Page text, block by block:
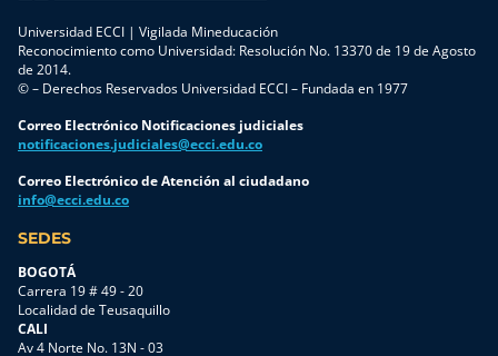
Universidad ECCI | Vigilada Mineducación
Reconocimiento como Universidad: Resolución No. 13370 de 19 de Agosto
de 2014.
© – Derechos Reservados Universidad ECCI – Fundada en 1977
Correo Electrónico Notificaciones judiciales
notificaciones.judiciales@ecci.edu.co
Correo Electrónico de Atención al ciudadano
info@ecci.edu.co
SEDES
BOGOTÁ
Carrera 19 # 49 - 20
Localidad de Teusaquillo
CALI
Av 4 Norte No. 13N - 03